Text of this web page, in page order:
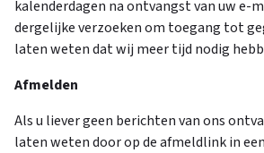
kalenderdagen na ontvangst van uw e-
dergelijke verzoeken om toegang tot
laten weten dat wij meer tijd nodig
Afmelden
Als u liever geen berichten van ons
laten weten door op de afmeldlink in